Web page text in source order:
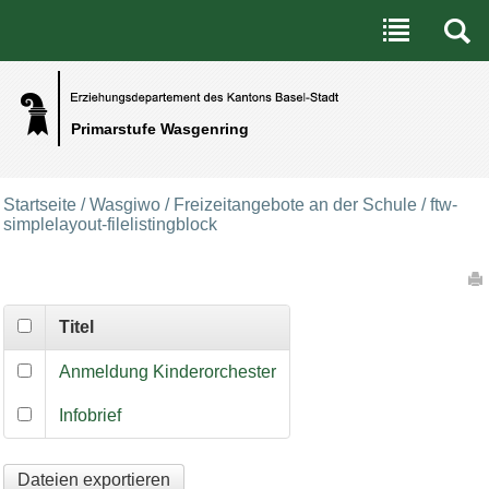
Primarstufe Wasgenring
Benutzerspezifische Werkzeuge
Direkt zum Inhalt|Direkt zur Navigation
Startseite /Wasgiwo / Freizeitangebote an der Schule /ftw-
simplelayout-filelistingblock
Titel
Anmeldung Kinderorchester
Infobrief
Dateien exportieren